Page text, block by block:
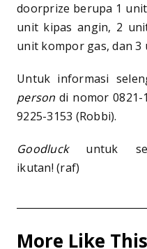
doorprize berupa 1
unit kipas angin, 2
unit kompor gas, dan 3
Untuk informasi
person di nomor 0821-
9225-3153 (Robbi).
Goodluckuntuk
ikutan! (raf)
More Like This